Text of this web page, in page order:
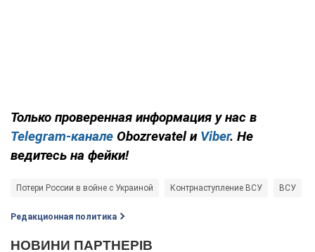
Только проверенная информация у нас в
Telegram-канале Obozrevatel и Viber. Не
ведитесь на фейки!
Потери России в войне с Украиной Контрнаступление ВСУ ВСУ
Редакционная политика